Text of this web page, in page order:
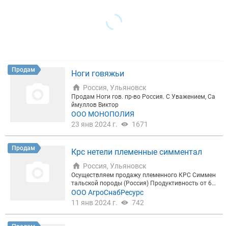
Продам Ноги говяжьи
Россия, Ульяновск
Продам Ноги гов. пр-во Россия. С Уважением, Са
ймуллов Виктор
ООО МОНОПОЛИЯ
23 янв 2024 г.
1671
Продам Крс нетели племенные симментал
Россия, Ульяновск
Осуществляем продажу племенного КРС Симмен
тальской породы (Россия) Продуктивность от 60
00 кг за лактацию и выше, средний вес за голову
500 кг. Продажа осуществляется от 30 голов, дос
зе. Работаем с учетом НДС и без учета НДС. Пред
ООО АгроСнабРесурс
11 янв 2024 г.
742